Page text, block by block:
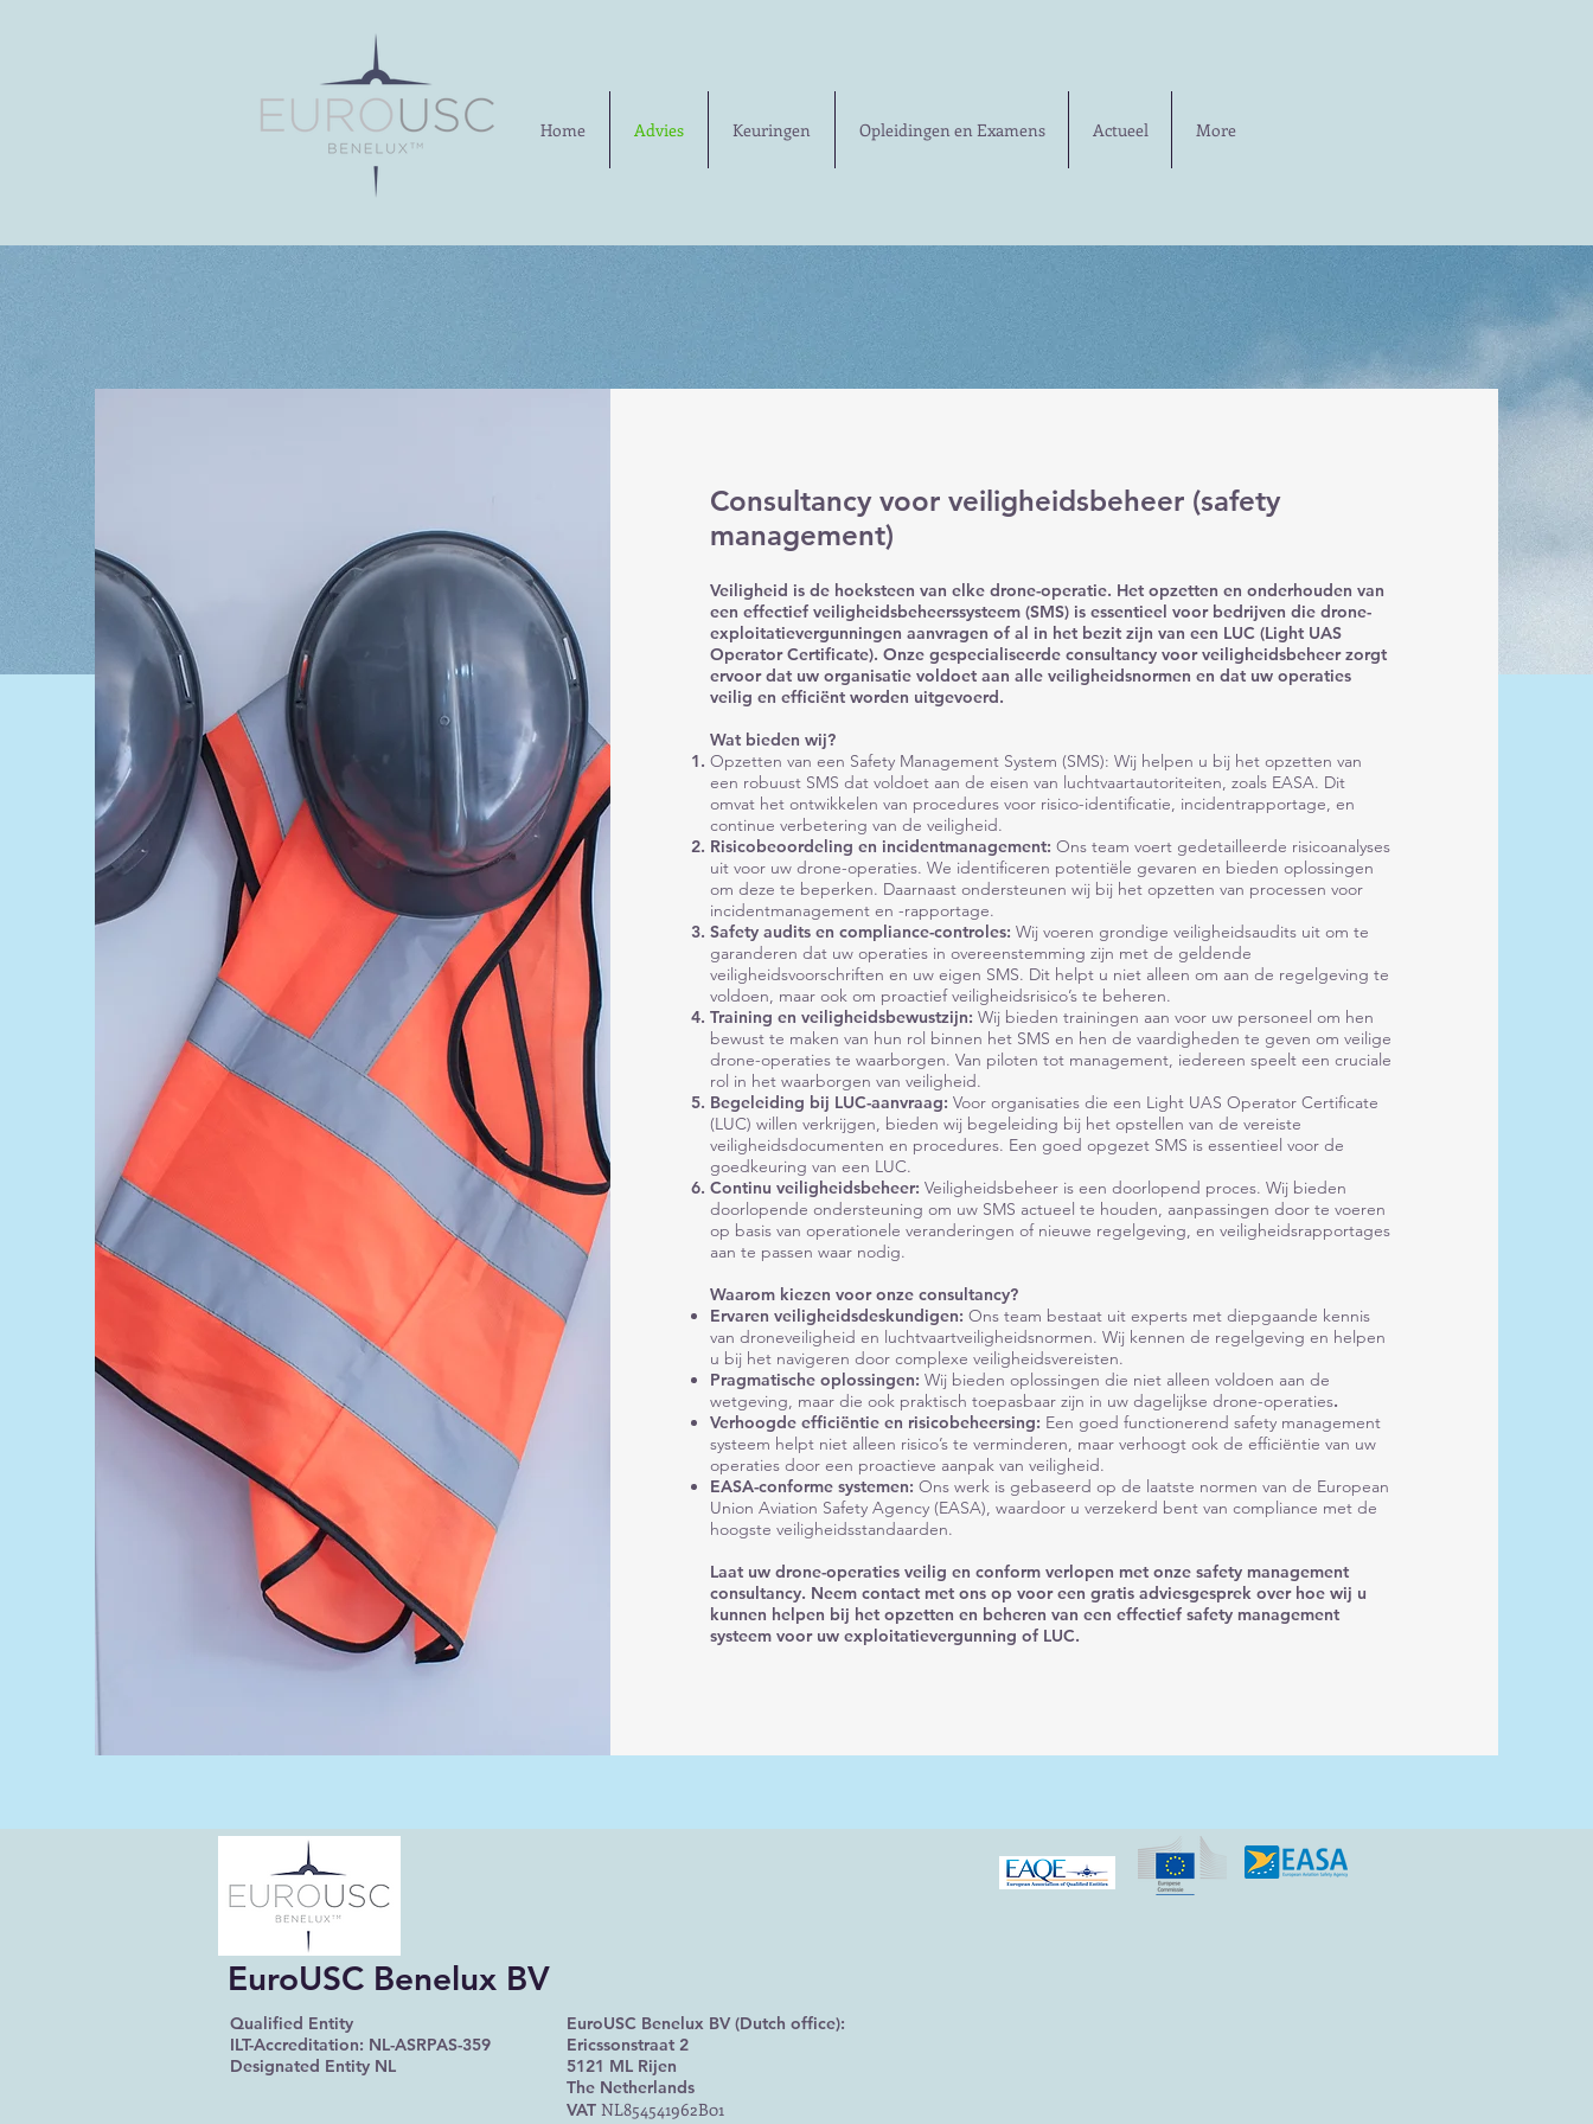
Home Advies Keuringen Opleidingen en Examens Actueel More
Consultancy voor veiligheidsbeheer (safety
management)
Veiligheid is de hoeksteen van elke drone-operatie. Het opzetten en onderhouden van
een effectief veiligheidsbeheerssysteem (SMS) is essentieel voor bedrijven die drone-
exploitatievergunningen aanvragen of al in het bezit zijn van een LUC (Light UAS
Operator Certificate). Onze gespecialiseerde consultancy voor veiligheidsbeheer zorgt
ervoor dat uw organisatie voldoet aan alle veiligheidsnormen en dat uw operaties
veilig en efficiënt worden uitgevoerd.
Wat bieden wij?
Opzetten van een Safety Management System (SMS): Wij helpen u bij het opzetten van
een robuust SMS dat voldoet aan de eisen van luchtvaartautoriteiten, zoals EASA. Dit
omvat het ontwikkelen van procedures voor risico-identificatie, incidentrapportage, en
continue verbetering van de veiligheid.
Risicobeoordeling en incidentmanagement:Ons team voert gedetailleerde risicoanalyses
uit voor uw drone-operaties. We identificeren potentiële gevaren en bieden oplossingen
om deze te beperken. Daarnaast ondersteunen wij bij het opzetten van processen voor
incidentmanagement en -rapportage.
Safety audits en compliance-controles:Wij voeren grondige veiligheidsaudits uit om te
garanderen dat uw operaties in overeenstemming zijn met de geldende
veiligheidsvoorschriften en uw eigen SMS. Dit helpt u niet alleen om aan de regelgeving te
voldoen, maar ook om proactief veiligheidsrisico’s te beheren.
Training en veiligheidsbewustzijn:Wij bieden trainingen aan voor uw personeel om hen
bewust te maken van hun rol binnen het SMS en hen de vaardigheden te geven om veilige
drone-operaties te waarborgen. Van piloten tot management, iedereen speelt een cruciale
rol in het waarborgen van veiligheid.
Begeleiding bij LUC-aanvraag:Voor organisaties die een Light UAS Operator Certificate
(LUC) willen verkrijgen, bieden wij begeleiding bij het opstellen van de vereiste
veiligheidsdocumenten en procedures. Een goed opgezet SMS is essentieel voor de
goedkeuring van een LUC.
Continu veiligheidsbeheer:Veiligheidsbeheer is een doorlopend proces. Wij bieden
doorlopende ondersteuning om uw SMS actueel te houden, aanpassingen door te voeren
op basis van operationele veranderingen of nieuwe regelgeving, en veiligheidsrapportages
aan te passen waar nodig.
Waarom kiezen voor onze consultancy?
Ervaren veiligheidsdeskundigen:Ons team bestaat uit experts met diepgaande kennis
van droneveiligheid en luchtvaartveiligheidsnormen. Wij kennen de regelgeving en helpen
u bij het navigeren door complexe veiligheidsvereisten.
Pragmatische oplossingen:Wij bieden oplossingen die niet alleen voldoen aan de
wetgeving, maar die ook praktisch toepasbaar zijn in uw dagelijkse drone-operaties.
Verhoogde efficiëntie en risicobeheersing: Een goed functionerend safety management
systeem helpt niet alleen risico’s te verminderen, maar verhoogt ook de efficiëntie van uw
operaties door een proactieve aanpak van veiligheid.
EASA-conforme systemen:Ons werk is gebaseerd op de laatste normen van de European
Union Aviation Safety Agency (EASA), waardoor u verzekerd bent van compliance met de
hoogste veiligheidsstandaarden.
Laat uw drone-operaties veilig en conform verlopen met onze safety management
consultancy. Neem contact met ons op voor een gratis adviesgesprek over hoe wij u
kunnen helpen bij het opzetten en beheren van een effectief safety management
systeem voor uw exploitatievergunning of LUC.
EuroUSC Benelux BV
Qualified Entity
ILT-Accreditation: NL-ASRPAS-359
Designated Entity NL
EuroUSC Benelux BV (Dutch office):
Ericssonstraat 2
5121 ML Rijen
The Netherlands
VAT NL854541962B01